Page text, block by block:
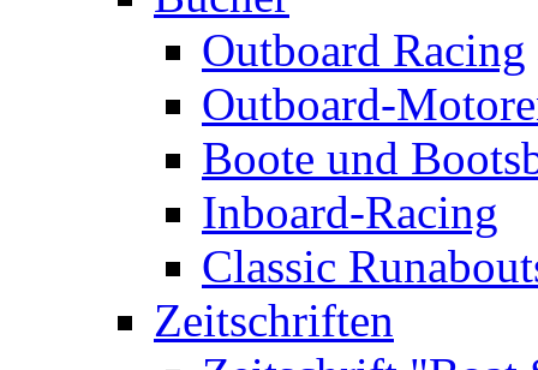
Outboard Racing
Outboard-
Boote und
Inboard-Racing
Classic
Zeitschriften